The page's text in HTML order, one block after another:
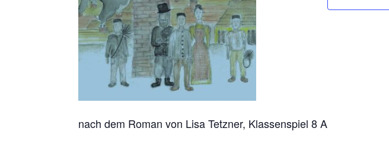
nach dem Roman von Lisa Tetzner, Klassenspiel 8 A